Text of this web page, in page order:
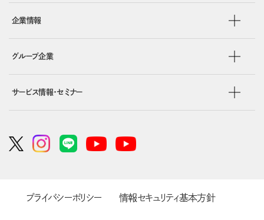
企業情報
グループ企業
サービス情報・セミナー
プライバシーポリシー 情報セキュリティ基本方針